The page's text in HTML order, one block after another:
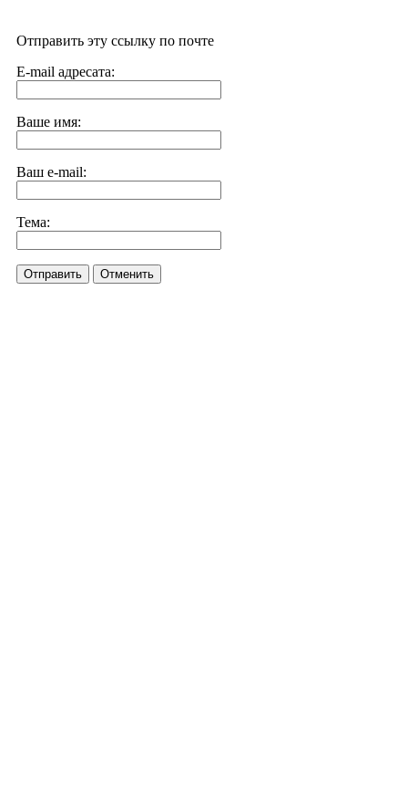
Отправить эту ссылку по почте
E-mail адресата:
Ваше имя:
Ваш e-mail:
Тема:
Отправить Отменить